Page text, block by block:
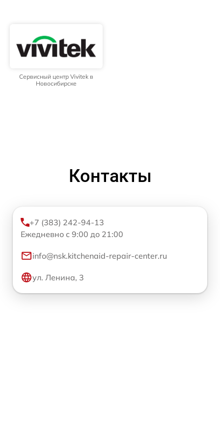
Сервисный центр Vivitek в
Новосибирске
Контакты
+7 (383) 242-94-13
Ежедневно с 9:00 до 21:00
info@nsk.kitchenaid-repair-center.ru
ул. Ленина, 3